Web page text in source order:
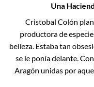
Una
Cristobal Colón
productora de
belleza. Estaba tan
se le ponía delante.
Aragón unidas por